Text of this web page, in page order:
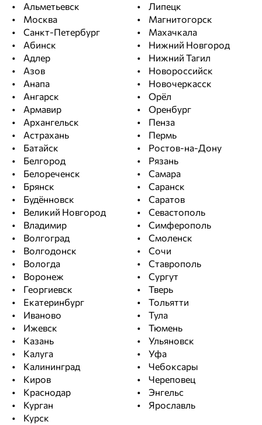
Альметьевск
Москва
Санкт-Петербург
Абинск
Адлер
Азов
Анапа
Ангарск
Армавир
Архангельск
Астрахань
Батайск
Белгород
Белореченск
Брянск
Будённовск
Великий Новгород
Владимир
Волгоград
Волгодонск
Вологда
Воронеж
Георгиевск
Екатеринбург
Иваново
Ижевск
Казань
Калуга
Калининград
Киров
Краснодар
Курган
Курск
Липецк
Магнитогорск
Махачкала
Нижний Новгород
Нижний Тагил
Новороссийск
Новочеркасск
Орёл
Оренбург
Пенза
Пермь
Ростов-на-Дону
Рязань
Самара
Саранск
Саратов
Севастополь
Симферополь
Смоленск
Сочи
Ставрополь
Сургут
Тверь
Тольятти
Тула
Тюмень
Ульяновск
Уфа
Чебоксары
Череповец
Энгельс
Ярославль